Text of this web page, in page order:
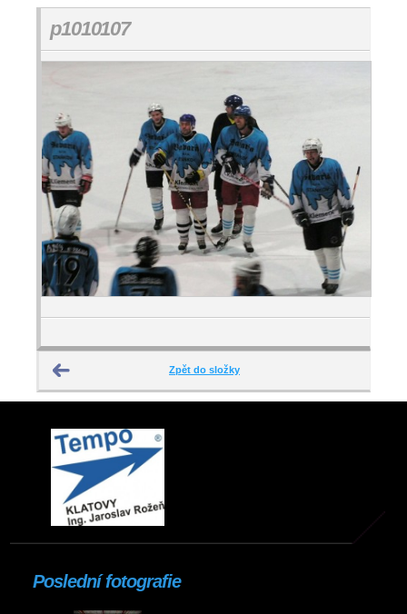
p1010107
Zpět do složky
Poslední fotografie